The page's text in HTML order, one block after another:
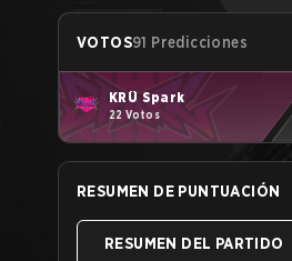
VOTOS91 Predicciones
KRÜ Spark
22 Votos
RESUMEN DE PUNTUACIÓN
RESUMEN DEL PARTIDO